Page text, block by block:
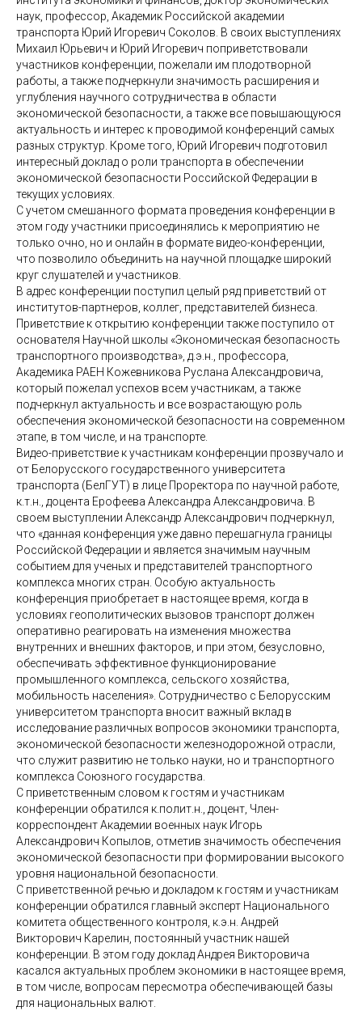
наук, профессор, Академик Российской академии
транспорта Юрий Игоревич Соколов. В своих выступлениях
Михаил Юрьевич и Юрий Игоревич поприветствовали
участников конференции, пожелали им плодотворной
работы, а также подчеркнули значимость расширения и
углубления научного сотрудничества в области
экономической безопасности, а также все повышающуюся
актуальность и интерес к проводимой конференций самых
разных структур. Кроме того, Юрий Игоревич подготовил
интересный доклад о роли транспорта в обеспечении
экономической безопасности Российской Федерации в
текущих условиях.
С учетом смешанного формата проведения конференции в
этом году участники присоединялись к мероприятию не
только очно, но и онлайн в формате видео-конференции,
что позволило объединить на научной площадке широкий
круг слушателей и участников.
В адрес конференции поступил целый ряд приветствий от
институтов-партнеров, коллег, представителей бизнеса.
Приветствие к открытию конференции также поступило от
основателя Научной школы «Экономическая безопасность
транспортного производства», д.э.н., профессора,
Академика РАЕН Кожевникова Руслана Александровича,
который пожелал успехов всем участникам, а также
подчеркнул актуальность и все возрастающую роль
обеспечения экономической безопасности на современном
этапе, в том числе, и на транспорте.
Видео-приветствие к участникам конференции прозвучало и
от Белорусского государственного университета
транспорта (БелГУТ) в лице Проректора по научной работе,
к.т.н., доцента Ерофеева Александра Александровича. В
своем выступлении Александр Александрович подчеркнул,
что «данная конференция уже давно перешагнула границы
Российской Федерации и является значимым научным
событием для ученых и представителей транспортного
комплекса многих стран. Особую актуальность
конференция приобретает в настоящее время, когда в
условиях геополитических вызовов транспорт должен
оперативно реагировать на изменения множества
внутренних и внешних факторов, и при этом, безусловно,
обеспечивать эффективное функционирование
промышленного комплекса, сельского хозяйства,
мобильность населения». Сотрудничество с Белорусским
университетом транспорта вносит важный вклад в
исследование различных вопросов экономики транспорта,
экономической безопасности железнодорожной отрасли,
что служит развитию не только науки, но и транспортного
комплекса Союзного государства.
С приветственным словом к гостям и участникам
конференции обратился к.полит.н., доцент, Член-
корреспондент Академии военных наук Игорь
Александрович Копылов, отметив значимость обеспечения
экономической безопасности при формировании высокого
уровня национальной безопасности.
С приветственной речью и докладом к гостям и участникам
конференции обратился главный эксперт Национального
комитета общественного контроля, к.э.н. Андрей
Викторович Карелин, постоянный участник нашей
конференции. В этом году доклад Андрея Викторовича
касался актуальных проблем экономики в настоящее время,
в том числе, вопросам пересмотра обеспечивающей базы
для национальных валют.